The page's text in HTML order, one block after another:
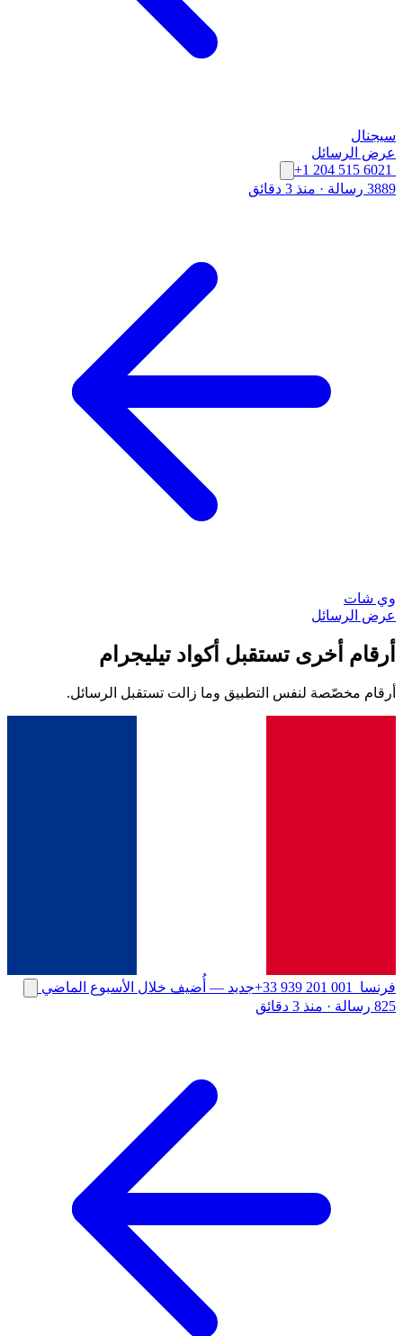
سيجنال
عرض الرسائل
+1 204 515 6021
3889 رسالة
· منذ 3 دقائق
وي شات
عرض الرسائل
أرقام أخرى تستقبل أكواد تيليجرام
أرقام مخصّصة لنفس التطبيق وما زالت تستقبل الرسائل.
فرنسا +33 939 201 001جديد — أُضيف خلال الأسبوع الماضي
825 رسالة
· منذ 3 دقائق